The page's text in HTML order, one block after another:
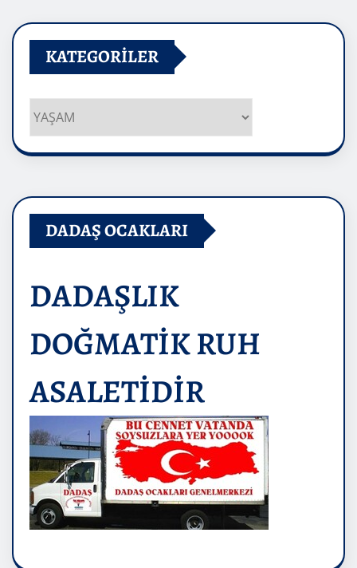
KATEGORILER
DADAŞ OCAKLARI
DADAŞLIK
DOĞMATİK RUH
ASALETİDİR